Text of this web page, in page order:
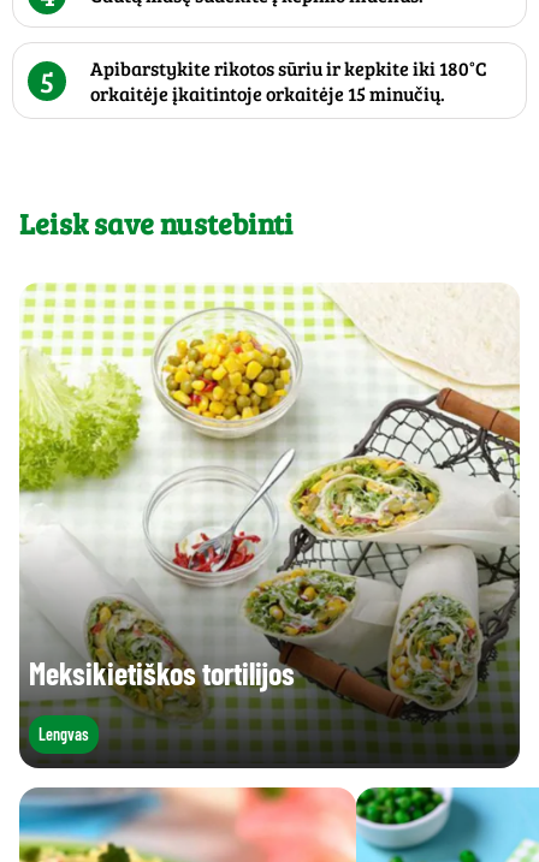
5
Apibarstykite rikotos sūriu ir kepkite iki 180°C
orkaitėje įkaitintoje orkaitėje 15 minučių.
Leisk save nustebinti
Meksikietiškos tortilijos
Lengvas